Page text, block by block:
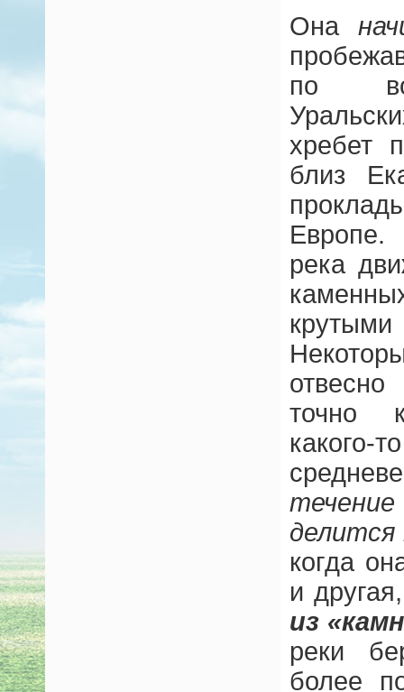
Она
по
хребет
близ
река
точно
течение
делится
когда
и
из
реки
более